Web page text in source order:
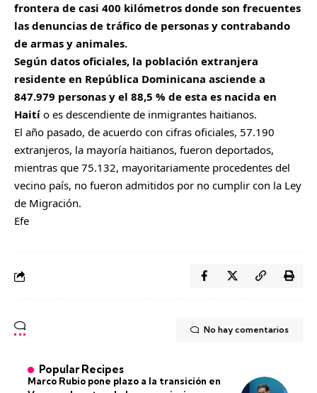
frontera de casi 400 kilómetros donde son frecuentes
las denuncias de tráfico de personas y contrabando
de armas y animales.
Según datos oficiales, la población extranjera
residente en República Dominicana asciende a
847.979 personas y el 88,5 % de esta es nacida en
Haití o es descendiente de inmigrantes haitianos.
El año pasado, de acuerdo con cifras oficiales, 57.190
extranjeros, la mayoría haitianos, fueron deportados,
mientras que 75.132, mayoritariamente procedentes del
vecino país, no fueron admitidos por no cumplir con la Ley
de Migración.
Efe
No hay comentarios
Popular Recipes
Marco Rubio pone plazo a la transición en